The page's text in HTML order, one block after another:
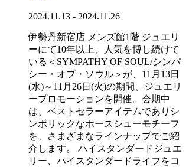
2024.11.13 - 2024.11.26
伊勢丹新宿店 メンズ館1階 ジュエリ
ーにて10年以上、人気を博し続けて
いる＜SYMPATHY OF SOUL/シンパ
シー・オブ・ソウル＞が、11月13日
(水)～11月26日(火)の期間、ジュエリ
ープロモーションを開催。会期中
は、ベストセラーアイテムでありシ
ンボリックなホースシューモチーフ
を、さまざまなラインナップでご紹
介します。 ハイスタンダードジュエ
リー、ハイスタンダードライフをコ